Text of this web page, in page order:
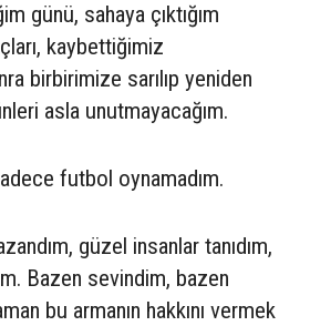
günü, sahaya çıktığım
kaybettiğimiz
birbirimize sarılıp yeniden
asla unutmayacağım.
futbol oynamadım.
güzel insanlar tanıdım,
Bazen sevindim, bazen
bu armanın hakkını vermek